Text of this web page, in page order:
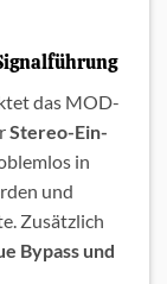
das MOD-
Stereo-Ein-
in
und
Zusätzlich
Bypass und